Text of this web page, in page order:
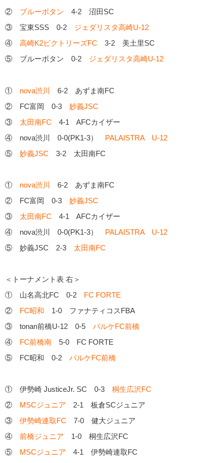
② ブルーボタン 4-2 沼田SC
③ 宝東SSS 0-2 ジェダリスタ高崎U-12
④ 高崎K2ビクトリーズFC 3-2 美土里SC
⑤ ブルーボタン 0-2 ジェダリスタ高崎U-12
① nova渋川
6-2 あずま南FC
② FC富岡 0-3 妙義JSC
③ 太田南FC 4-1 AFCカイザー
④ nova渋川 0-0(PK1-3） PALAISTRA U-12
⑤ 妙義JSC 3-2 太田南FC
① nova渋川
6-2 あずま南FC
② FC富岡 0-3 妙義JSC
③ 太田南FC 4-1 AFCカイザー
④ nova渋川 0-0(PK1-3） PALAISTRA U-12
⑤ 妙義JSC 2-3 太田南FC
＜トーナメント表 右＞
① 山名高北FC 0-2 FC FORTE
② FC昭和 1-0 ファナティコスFBA
③ tonan前橋U-12 0-5 パルケFC前橋
④ FC前橋南 5-0 FC FORTE
⑤ FC昭和 0-2 パルケFC前橋
① 伊勢崎 JusticeJr. SC 0-3 桐生広沢FC
② MSCジュニア 2-1 板倉SCジュニア
③ 伊勢崎連取FC 7-0 健大ジュニア
④ 前橋ジュニア 1-0 桐生広沢FC
⑤ MSCジュニア 4-1 伊勢崎連取FC